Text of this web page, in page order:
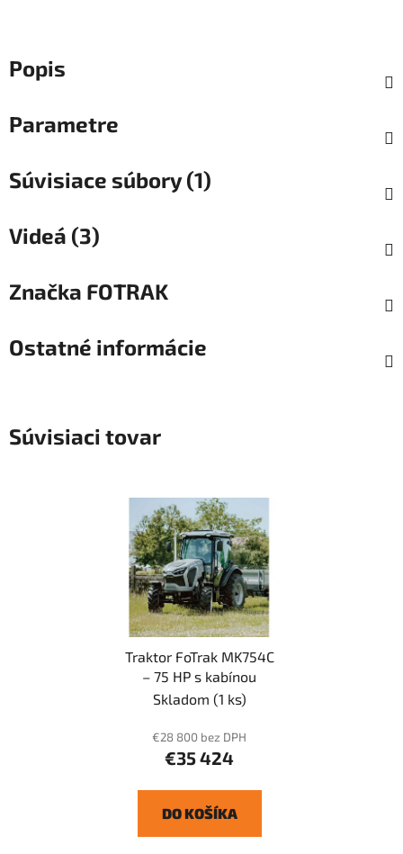
Popis
Parametre
Súvisiace súbory (1)
Videá (3)
Značka FOTRAK
Ostatné informácie
Súvisiaci tovar
Traktor FoTrak MK754C
– 75 HP s kabínou
Skladom (1 ks)
€28 800 bez DPH
€35 424
DO KOŠÍKA